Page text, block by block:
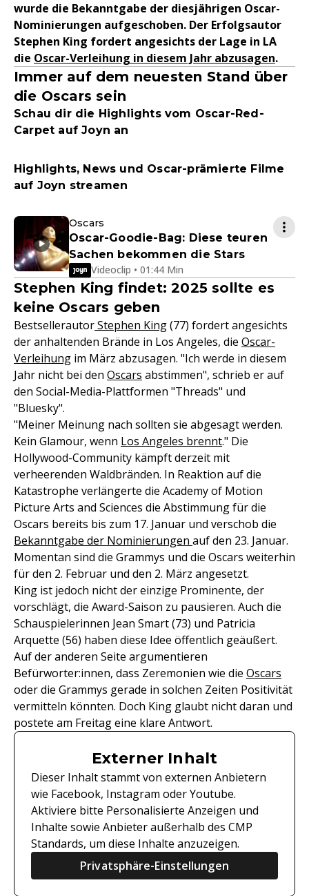
wurde die Bekanntgabe der diesjährigen Oscar-
Nominierungen aufgeschoben. Der Erfolgsautor
Stephen King fordert angesichts der Lage in LA
die Oscar-Verleihung in diesem Jahr abzusagen.
Immer auf dem neuesten Stand über
die Oscars sein
Schau dir die Highlights vom Oscar-Red-
Carpet auf Joyn an
Highlights, News und Oscar-prämierte Filme
auf Joyn streamen
Oscars
Oscar-Goodie-Bag: Diese teuren
Sachen bekommen die Stars
Videoclip • 01:44 Min
Stephen King findet: 2025 sollte es
keine Oscars geben
BestsellerautorStephen King(77) fordert angesichts
der anhaltenden Brände in Los Angeles, die Oscar-
Verleihung im März abzusagen. "Ich werde in diesem
Jahr nicht bei den Oscars abstimmen", schrieb er auf
den Social-Media-Plattformen "Threads" und
"Bluesky".
"Meiner Meinung nach sollten sie abgesagt werden.
Kein Glamour, wenn Los Angeles brennt." Die
Hollywood-Community kämpft derzeit mit
verheerenden Waldbränden. In Reaktion auf die
Katastrophe verlängerte die Academy of Motion
Picture Arts and Sciences die Abstimmung für die
Oscars bereits bis zum 17. Januar und verschob die
Bekanntgabe der Nominierungen auf den 23. Januar.
Momentan sind die Grammys und die Oscars weiterhin
für den 2. Februar und den 2. März angesetzt.
King ist jedoch nicht der einzige Prominente, der
vorschlägt, die Award-Saison zu pausieren. Auch die
Schauspielerinnen Jean Smart (73) und Patricia
Arquette (56) haben diese Idee öffentlich geäußert.
Auf der anderen Seite argumentieren
Befürworter:innen, dass Zeremonien wie die Oscars
oder die Grammys gerade in solchen Zeiten Positivität
vermitteln könnten. Doch King glaubt nicht daran und
postete am Freitag eine klare Antwort.
Externer Inhalt
Dieser Inhalt stammt von externen Anbietern
wie Facebook, Instagram oder Youtube.
Aktiviere bitte Personalisierte Anzeigen und
Inhalte sowie Anbieter außerhalb des CMP
Standards, um diese Inhalte anzuzeigen.
Privatsphäre-Einstellungen